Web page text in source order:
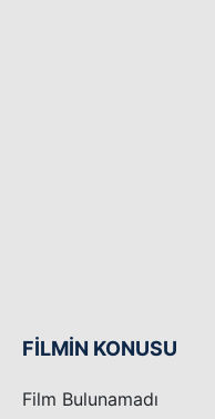
FİLMİN KONUSU
Film Bulunamadı